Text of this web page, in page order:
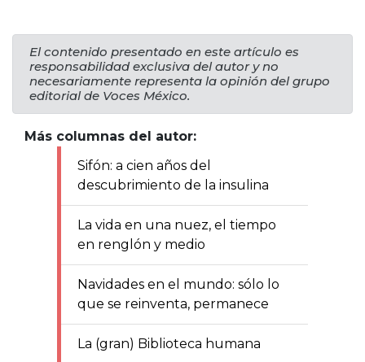
El contenido presentado en este artículo es
responsabilidad exclusiva del autor y no
necesariamente representa la opinión del grupo
editorial de Voces México.
Más columnas del autor:
Sifón: a cien años del
descubrimiento de la insulina
La vida en una nuez, el tiempo
en renglón y medio
Navidades en el mundo: sólo lo
que se reinventa, permanece
La (gran) Biblioteca humana